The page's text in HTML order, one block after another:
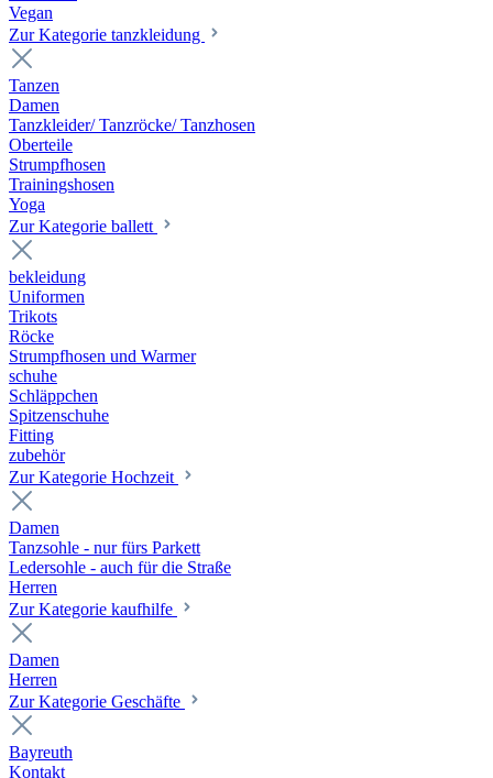
Vegan
Zur Kategorie tanzkleidung
Tanzen
Damen
Tanzkleider/ Tanzröcke/ Tanzhosen
Oberteile
Strumpfhosen
Trainingshosen
Yoga
Zur Kategorie ballett
bekleidung
Uniformen
Trikots
Röcke
Strumpfhosen und Warmer
schuhe
Schläppchen
Spitzenschuhe
Fitting
zubehör
Zur Kategorie Hochzeit
Damen
Tanzsohle - nur fürs Parkett
Ledersohle - auch für die Straße
Herren
Zur Kategorie kaufhilfe
Damen
Herren
Zur Kategorie Geschäfte
Bayreuth
Kontakt